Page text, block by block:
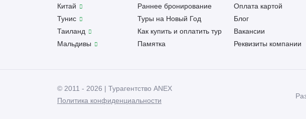
Китай
Тунис
Таиланд
Мальдивы
Раннее бронирование
Туры на Новый Год
Как купить и оплатить тур
Памятка
Оплата картой
Блог
Вакансии
Реквизиты компании
© 2011 - 2026 | Турагентство ANEX
Политика конфиденциальности